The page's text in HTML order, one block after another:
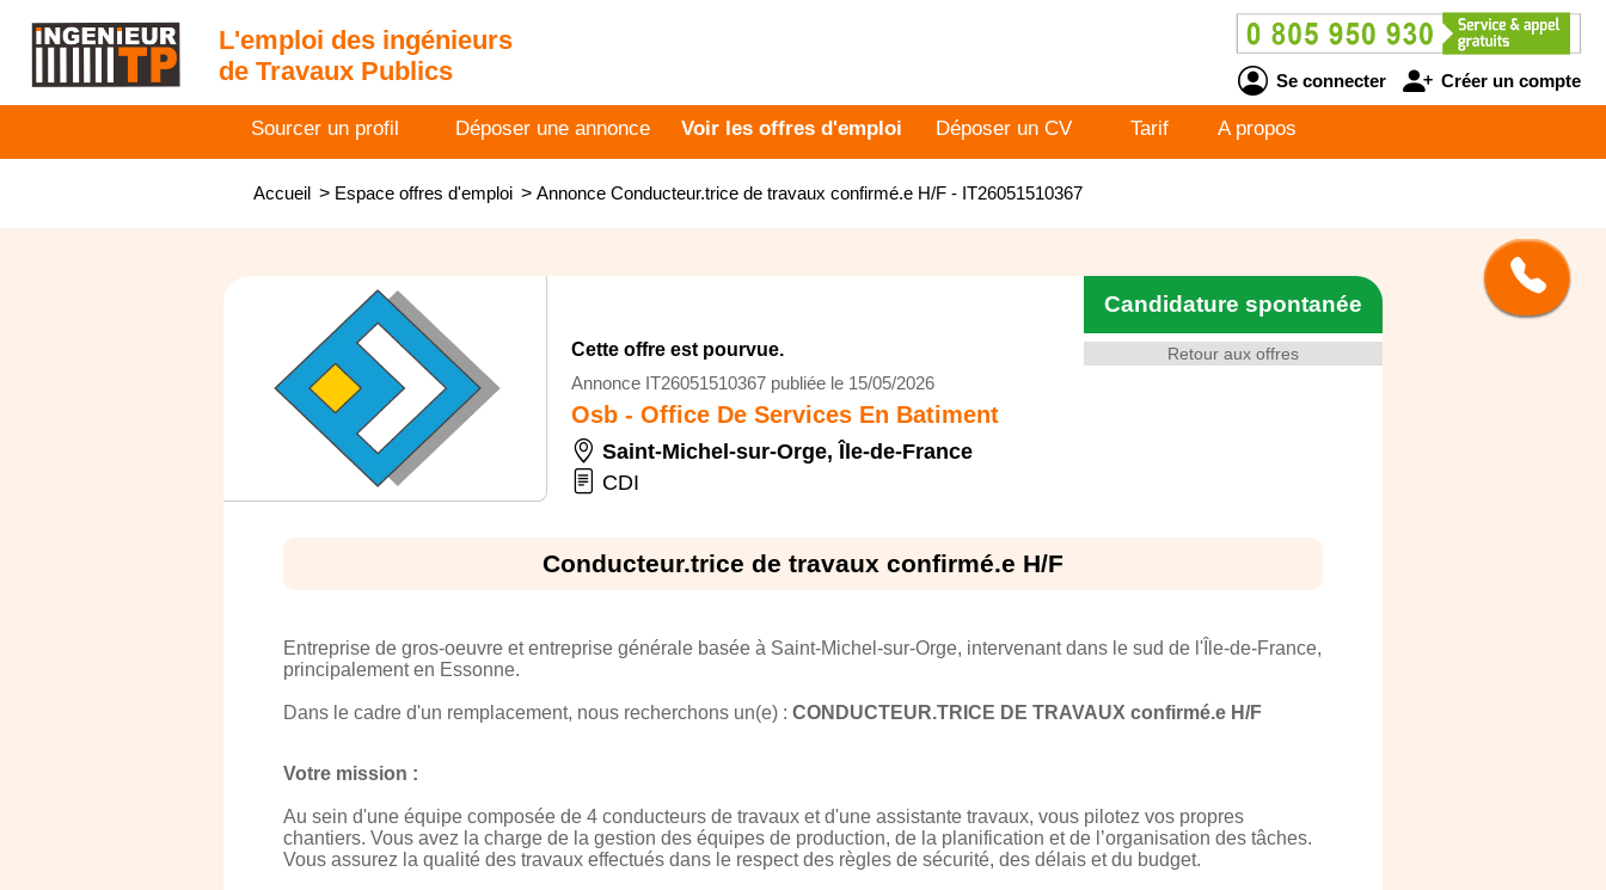
L'emploi des ingénieurs
de Travaux Publics
Se connecter Créer un compte
Sourcer un profil Déposer une annonce Voir les offres d'emploi Déposer un CV Tarif A propos
Accueil > Espace offres d'emploi > Annonce Conducteur.trice de travaux confirmé.e H/F - IT26051510367
Retour aux offres
Candidature spontanée
Cette offre est pourvue.
Annonce IT26051510367 publiée le 15/05/2026
Osb - Office De Services En Batiment
Saint-Michel-sur-Orge, Île-de-France
CDI
Conducteur.trice de travaux confirmé.e H/F
Entreprise de gros-oeuvre et entreprise générale basée à Saint-Michel-sur-Orge, intervenant dans le sud de l'Île-de-France,
principalement en Essonne.
Dans le cadre d'un remplacement, nous recherchons un(e) : CONDUCTEUR.TRICE DE TRAVAUX confirmé.e H/F
Votre mission :
Au sein d'une équipe composée de 4 conducteurs de travaux et d'une assistante travaux, vous pilotez vos propres
chantiers. Vous avez la charge de la gestion des équipes de production, de la planification et de l’organisation des tâches.
Vous assurez la qualité des travaux effectués dans le respect des règles de sécurité, des délais et du budget.